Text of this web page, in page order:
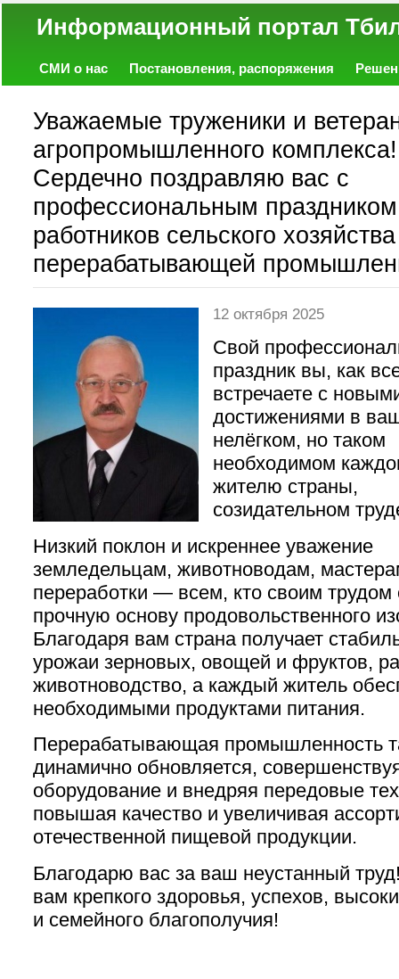
Информационный
СМИ о нас Постановления, распоряжения
Уважаемые труженики и
агропромышленного комплекса!
Сердечно поздравляю вас с
профессиональным
работников сельского
перерабатывающей
12 октября 2025
Свой
праздник вы, как
встречаете с
достижениями в
нелёгком, но таком
необходимом
жителю страны,
созидательном
Низкий поклон и искреннее уважение
земледельцам, животноводам,
переработки — всем, кто своим трудом
прочную основу продовольственного
Благодаря вам страна получает
урожаи зерновых, овощей и фруктов,
животноводство, а каждый житель
необходимыми продуктами питания.
Перерабатывающая промышленность
динамично обновляется,
оборудование и внедряя передовые
повышая качество и увеличивая
отечественной пищевой продукции.
Благодарю вас за ваш неустанный
вам крепкого здоровья, успехов,
и семейного благополучия!